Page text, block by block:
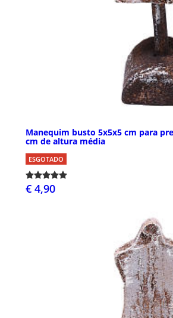
Manequim busto 5x5x5 cm para
cm de altura média
ESGOTADO
€ 4,90